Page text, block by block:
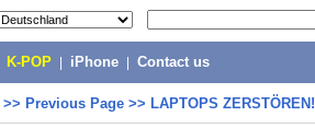
K-POP iPhone Contact us
>> Previous Page >> LAPTOPS ZERSTÖREN!